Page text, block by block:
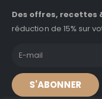
Des offres, recettes
réduction de 15% sur
S'ABONNER